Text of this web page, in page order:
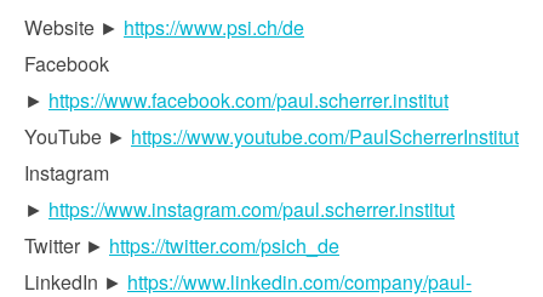
Website ► https://www.psi.ch/de
Facebook
► https://www.facebook.com/paul.scherrer.institut
YouTube ► https://www.youtube.com/PaulScherrerInstitut
Instagram
► https://www.instagram.com/paul.scherrer.institut
Twitter ► https://twitter.com/psich_de
LinkedIn ► https://www.linkedin.com/company/paul-